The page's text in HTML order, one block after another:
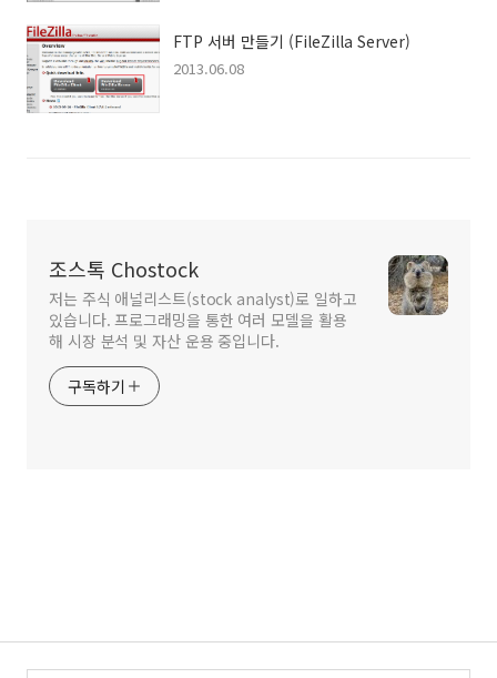
FTP 서버 만들기 (FileZilla Server)
2013.06.08
조스톡 Chostock
저는 주식 애널리스트(stock analyst)로 일하고
있습니다. 프로그래밍을 통한 여러 모델을 활용
해 시장 분석 및 자산 운용 중입니다.
구독하기